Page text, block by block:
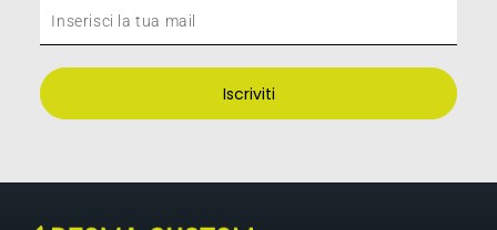
Inserisci
la
tua
mail
Iscriviti